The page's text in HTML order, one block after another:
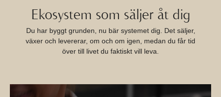
Ekosystem som säljer åt dig
Du har byggt grunden, nu bär systemet dig. Det säljer,
växer och levererar, om och om igen, medan du får tid
över till livet du faktiskt vill leva.